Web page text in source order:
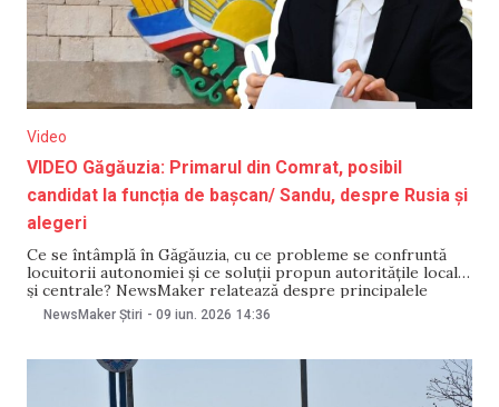
Video
VIDEO Găgăuzia: Primarul din Comrat, posibil
candidat la funcția de bașcan/ Sandu, despre Rusia și
alegeri
Ce se întâmplă în Găgăuzia, cu ce probleme se confruntă
locuitorii autonomiei și ce soluții propun autoritățile locale
și centrale? NewsMaker relatează despre principalele
evenimente din autonomie. Primarul municipiului Comrat
vrea să devină bașcan al Găgăuziei? Primarul municipiului
candida la funcția
NewsMaker Știri - 09 iun. 2026 14:36